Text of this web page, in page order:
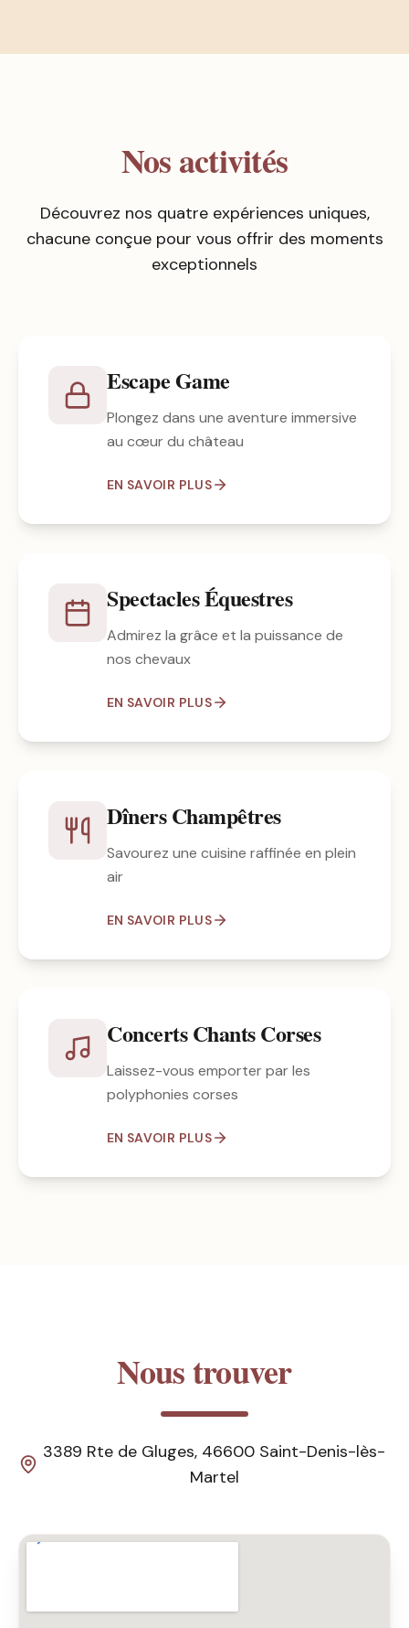
Nos activités
Découvrez nos quatre expériences uniques,
chacune conçue pour vous offrir des moments
exceptionnels
Escape Game
Plongez dans une aventure immersive
au cœur du château
EN SAVOIR PLUS
Spectacles Équestres
Admirez la grâce et la puissance de
nos chevaux
EN SAVOIR PLUS
Dîners Champêtres
Savourez une cuisine raffinée en plein
air
EN SAVOIR PLUS
Concerts Chants Corses
Laissez-vous emporter par les
polyphonies corses
EN SAVOIR PLUS
Nous trouver
3389 Rte de Gluges, 46600 Saint-Denis-lès-
Martel